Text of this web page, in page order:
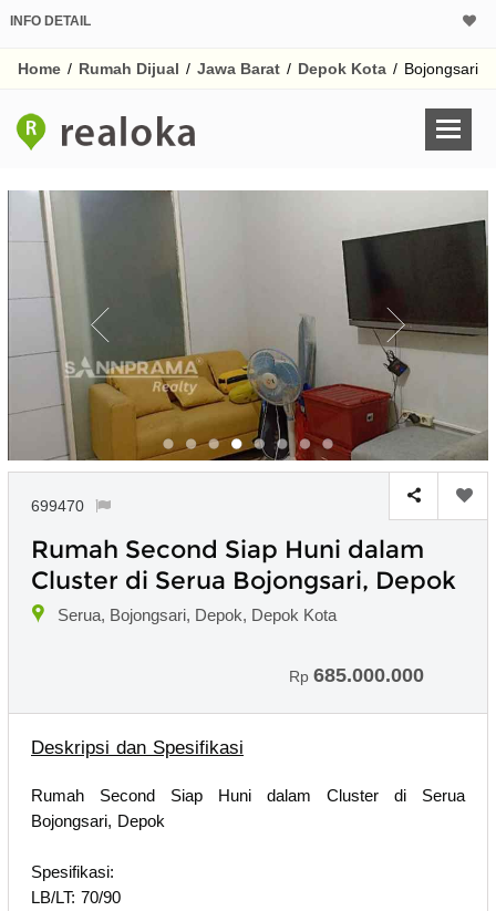
INFO DETAIL
Home / Rumah Dijual / Jawa Barat / Depok Kota / Bojongsari
699470
Rumah Second Siap Huni dalam
Cluster di Serua Bojongsari, Depok
Serua, Bojongsari, Depok, Depok Kota
Rp 685.000.000
Deskripsi dan Spesifikasi
Rumah Second Siap Huni dalam Cluster di Serua
Bojongsari, Depok
Spesifikasi:
LB/LT: 70/90
Harga Rp
Untuk hasil simulasi
pada kotak-